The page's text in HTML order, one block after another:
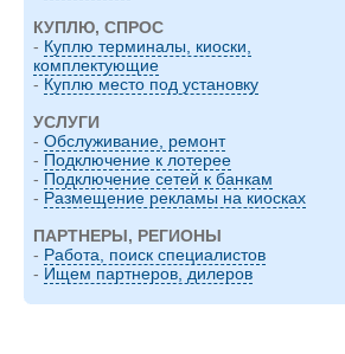
КУПЛЮ, СПРОС
- Куплю терминалы, киоски,
комплектующие
- Куплю место под установку
УСЛУГИ
- Обслуживание, ремонт
- Подключение к лотерее
- Подключение сетей к банкам
- Размещение рекламы на киосках
ПАРТНЕРЫ, РЕГИОНЫ
- Работа, поиск специалистов
- Ищем партнеров, дилеров